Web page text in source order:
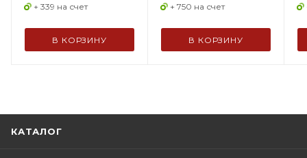
+ 339 на счет
В КОРЗИНУ
+ 750 на счет
В КОРЗИНУ
КАТАЛОГ